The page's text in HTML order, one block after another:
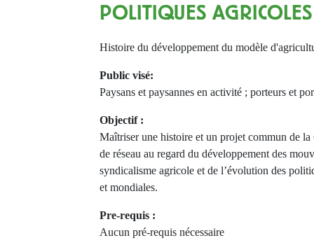
POLITIQUES AGRICOLES
Histoire du développement du modèle
Public visé:
Paysans et paysannes en activité ; porteurs et
Objectif :
Maîtriser une histoire et un projet commun de la
de réseau au regard du développement des
syndicalisme agricole et de l’évolution des
et mondiales.
Pre-requis :
Aucun pré-requis nécessaire